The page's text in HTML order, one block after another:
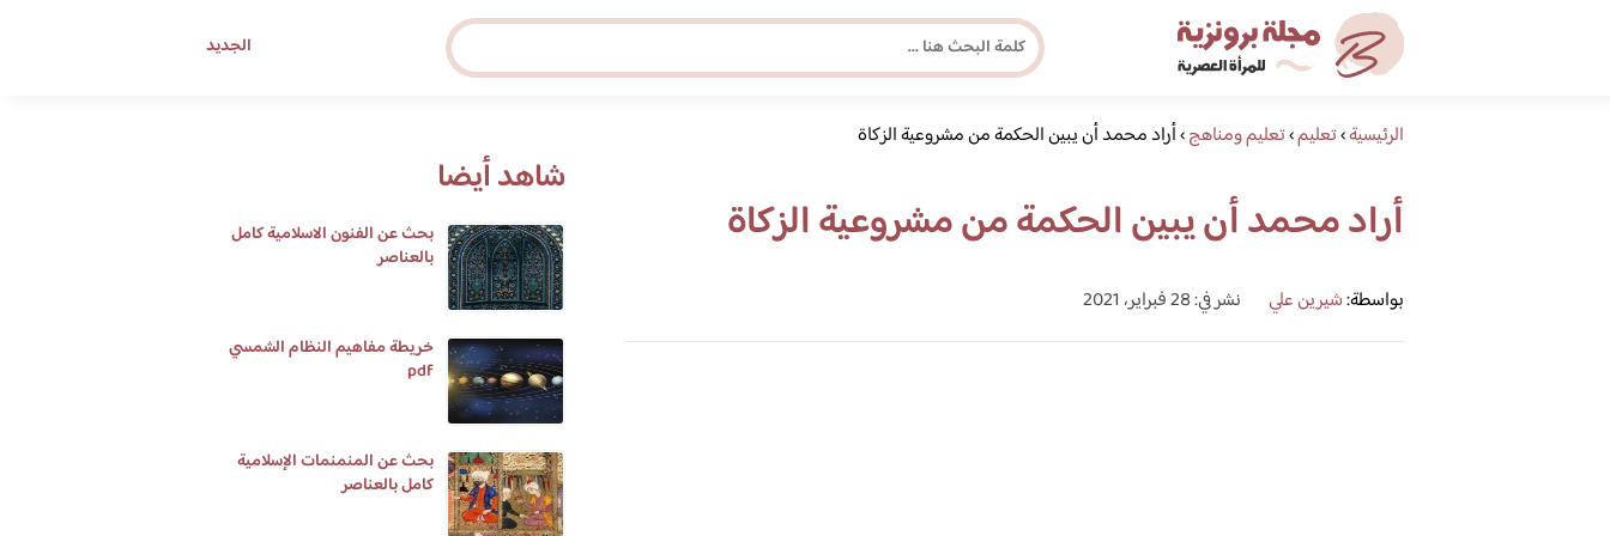
الجديد
مجلة برونزية للفتاة العصرية
ابحث عن أي موضوع يهمك
الرئيسية›تعليم›تعليم ومناهج›أراد محمد أن يبين الحكمة من مشروعية الزكاة
أراد محمد أن يبين الحكمة من مشروعية الزكاة
بواسطة:شيرين علي نشر في: 28 فبراير، 2021
شاهد أيضا
بحث عن الفنون الاسلامية كامل
بالعناصر
خريطة مفاهيم النظام الشمسي
pdf
بحث عن المنمنمات الإسلامية
كامل بالعناصر